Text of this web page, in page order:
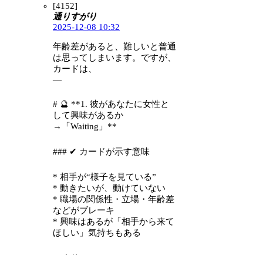
[4152]
通りすがり
2025-12-08 10:32
年齢差があると、難しいと普通
は思ってしまいます。ですが、
カードは、
—
# 🔮 **1. 彼があなたに女性と
して興味があるか
→「Waiting」**
### ✔ カードが示す意味
* 相手が“様子を見ている”
* 動きたいが、動けていない
* 職場の関係性・立場・年齢差
などがブレーキ
* 興味はあるが「相手から来て
ほしい」気持ちもある